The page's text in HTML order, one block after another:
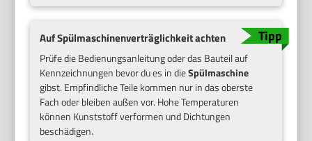
Auf Spülmaschinenverträglichkeit achten
Prüfe die Bedienungsanleitung oder das Bauteil auf
Kennzeichnungen bevor du es in dieSpülmaschine
gibst. Empfindliche Teile kommen nur in das oberste
Fach oder bleiben außen vor. Hohe Temperaturen
können Kunststoff verformen und Dichtungen
beschädigen.